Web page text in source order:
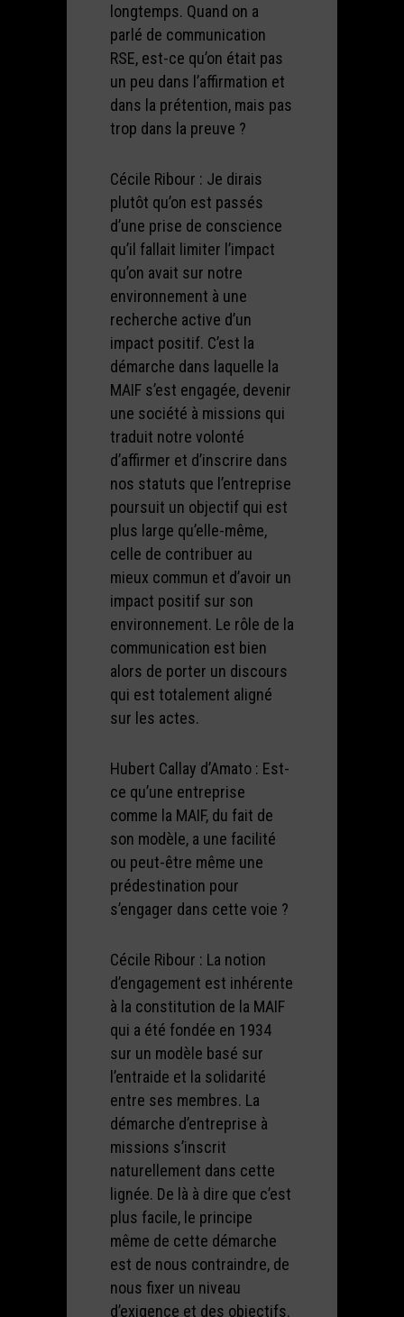
longtemps. Quand on a
parlé de communication
RSE, est-ce qu’on était pas
un peu dans l’affirmation et
dans la prétention, mais pas
trop dans la preuve ?
Cécile Ribour : Je dirais
plutôt qu’on est passés
d’une prise de conscience
qu’il fallait limiter l’impact
qu’on avait sur notre
environnement à une
recherche active d’un
impact positif. C’est la
démarche dans laquelle la
MAIF s’est engagée, devenir
une société à missions qui
traduit notre volonté
d’affirmer et d’inscrire dans
nos statuts que l’entreprise
poursuit un objectif qui est
plus large qu’elle-même,
celle de contribuer au
mieux commun et d’avoir un
impact positif sur son
environnement. Le rôle de la
communication est bien
alors de porter un discours
qui est totalement aligné
sur les actes.
Hubert Callay d’Amato : Est-
ce qu’une entreprise
comme la MAIF, du fait de
son modèle, a une facilité
ou peut-être même une
prédestination pour
s’engager dans cette voie ?
Cécile Ribour : La notion
d’engagement est inhérente
à la constitution de la MAIF
qui a été fondée en 1934
sur un modèle basé sur
l’entraide et la solidarité
entre ses membres. La
démarche d’entreprise à
missions s’inscrit
naturellement dans cette
lignée. De là à dire que c’est
plus facile, le principe
même de cette démarche
est de nous contraindre, de
nous fixer un niveau
d’exigence et des objectifs.